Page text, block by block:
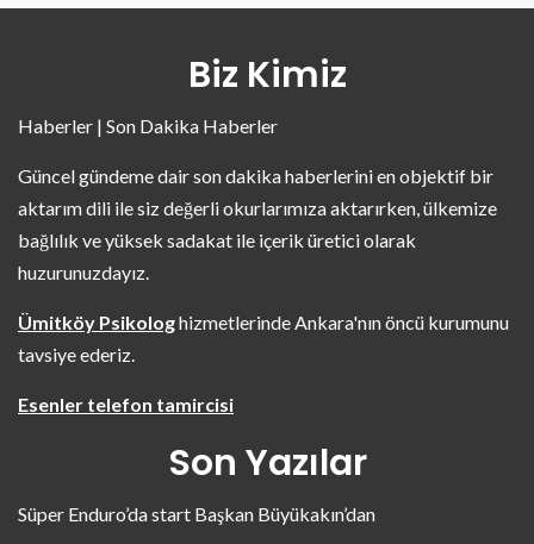
Biz Kimiz
Haberler | Son Dakika Haberler
Güncel gündeme dair son dakika haberlerini en objektif bir
aktarım dili ile siz değerli okurlarımıza aktarırken, ülkemize
bağlılık ve yüksek sadakat ile içerik üretici olarak
huzurunuzdayız.
Ümitköy Psikologhizmetlerinde Ankara'nın öncü kurumunu
tavsiye ederiz.
Esenler telefon tamircisi
Son Yazılar
Süper Enduro’da start Başkan Büyükakın’dan